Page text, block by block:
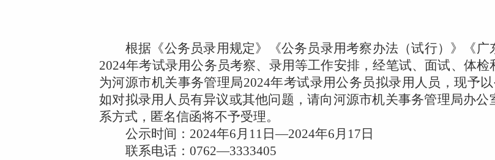
根据《公务员录用规定》《公务员录用考察办法（试行）》《
2024年考试录用公务员考察、录用等工作安排，经笔试、面试、体检
为河源市机关事务管理局2024年考试录用公务员拟录用人员，现予
如对拟录用人员有异议或其他问题，请向河源市机关事务管理局办
系方式，匿名信函将不予受理。
公示时间： 2024年6月 11 日—2024年6月 17 日
联系电话： 0762—3333405